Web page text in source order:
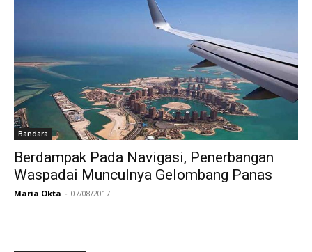
Bandara
Berdampak Pada Navigasi, Penerbangan
Waspadai Munculnya Gelombang Panas
Maria Okta - 07/08/2017